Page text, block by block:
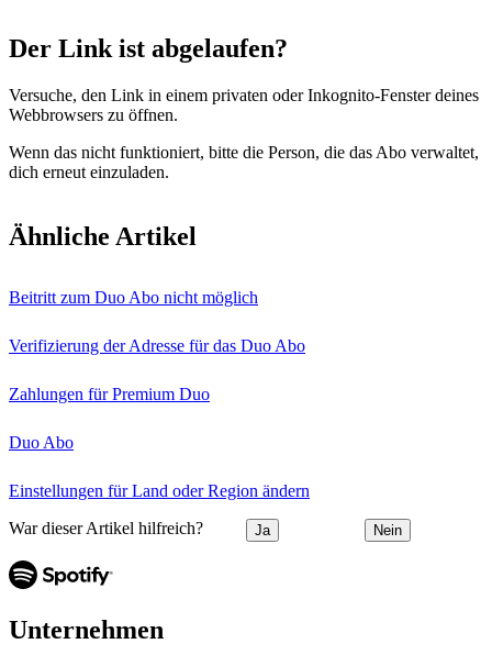
Der Link ist abgelaufen?
Versuche, den Link in einem privaten oder Inkognito-Fenster deines
Webbrowsers zu öffnen.
Wenn das nicht funktioniert, bitte die Person, die das Abo verwaltet,
dich erneut einzuladen.
Ähnliche Artikel
Beitritt zum Duo Abo nicht möglich
Verifizierung der Adresse für das Duo Abo
Zahlungen für Premium Duo
Duo Abo
Einstellungen für Land oder Region ändern
War dieser Artikel hilfreich? Ja Nein
Unternehmen